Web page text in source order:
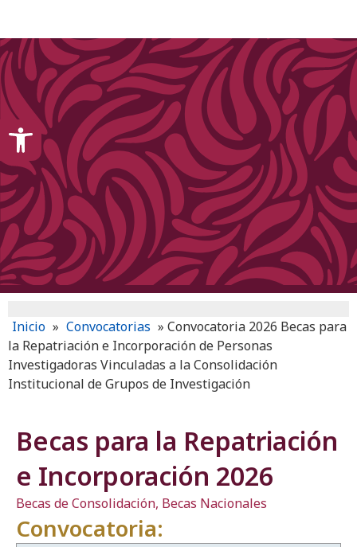
Inicio » Convocatorias » Convocatoria 2026 Becas para
la Repatriación e Incorporación de Personas
Investigadoras Vinculadas a la Consolidación
Institucional de Grupos de Investigación
Becas para la Repatriación
e Incorporación 2026
Becas de Consolidación, Becas Nacionales
Convocatoria:
Open toolbar